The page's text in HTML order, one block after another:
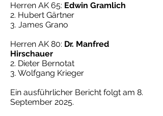
Herren AK 65: Edwin Gramlich
2. Hubert Gärtner
3. James Grano
Herren AK 80: Dr. Manfred
Hirschauer
2. Dieter Bernotat
3. Wolfgang Krieger
Ein ausführlicher Bericht folgt am 8.
September 2025.